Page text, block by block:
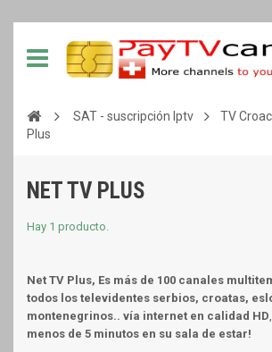
SAT - suscripción Iptv TV
Plus
NET TV PLUS
Hay 1 producto.
Net TV Plus, Es más de 100 canales
todos los televidentes serbios, croatas,
montenegrinos.. vía internet en calidad HD,
menos de 5 minutos en su sala de estar!